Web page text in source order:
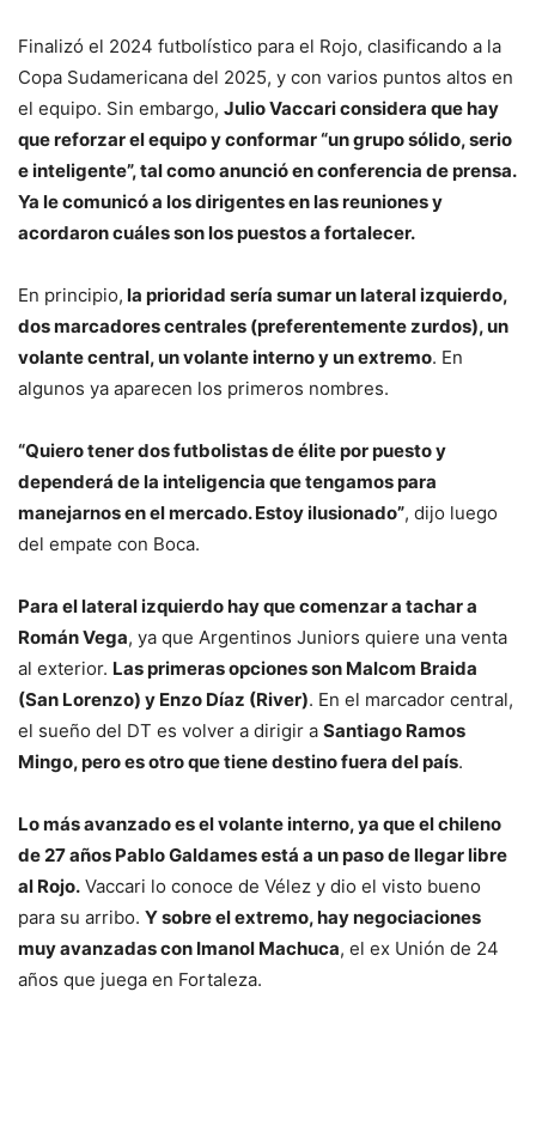
Finalizó el 2024 futbolístico para el Rojo, clasificando a la
Copa Sudamericana del 2025, y con varios puntos altos en
el equipo. Sin embargo, Julio Vaccari considera que hay
que reforzar el equipo y conformar “un grupo sólido, serio
e inteligente”, tal como anunció en conferencia de prensa.
Ya le comunicó a los dirigentes en las reuniones y
acordaron cuáles son los puestos a fortalecer.
En principio, la prioridad sería sumar un lateral izquierdo,
dos marcadores centrales (preferentemente zurdos), un
volante central, un volante interno y un extremo. En
algunos ya aparecen los primeros nombres.
“Quiero tener dos futbolistas de élite por puesto y
dependerá de la inteligencia que tengamos para
manejarnos en el mercado. Estoy ilusionado”, dijo luego
del empate con Boca.
Para el lateral izquierdo hay que comenzar a tachar a
Román Vega, ya que Argentinos Juniors quiere una venta
al exterior. Las primeras opciones son Malcom Braida
(San Lorenzo) y Enzo Díaz (River). En el marcador central,
el sueño del DT es volver a dirigir a Santiago Ramos
Mingo, pero es otro que tiene destino fuera del país.
Lo más avanzado es el volante interno, ya que el chileno
de 27 años Pablo Galdames está a un paso de llegar libre
al Rojo. Vaccari lo conoce de Vélez y dio el visto bueno
para su arribo. Y sobre el extremo, hay negociaciones
muy avanzadas con Imanol Machuca, el ex Unión de 24
años que juega en Fortaleza.